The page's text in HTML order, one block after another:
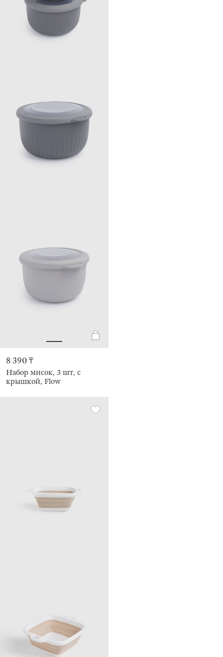
8 390 ₸
Набор мисок, 3 шт, с
крышкой, Flow